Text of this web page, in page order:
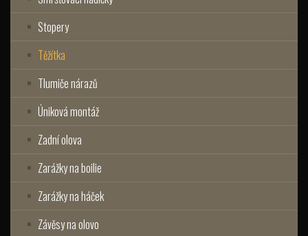
Stopery
Těžítka
Tlumiče nárazů
Úniková montáž
Zadní olova
Zarážky na boilie
Zarážky na háček
Závěsy na olovo